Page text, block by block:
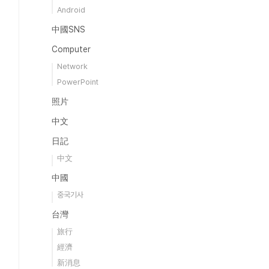
Android
中國SNS
Computer
Network
PowerPoint
照片
中文
日記
中文
中國
중국기사
台灣
旅行
經濟
新消息